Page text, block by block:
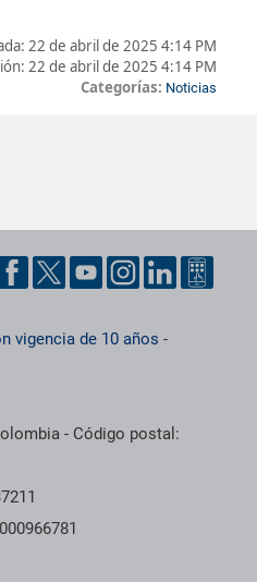
22 de abril de 2025 4:14 PM
22 de abril de 2025 4:14 PM
Categorías: Noticias
vigencia de 10 años -
- Código postal: